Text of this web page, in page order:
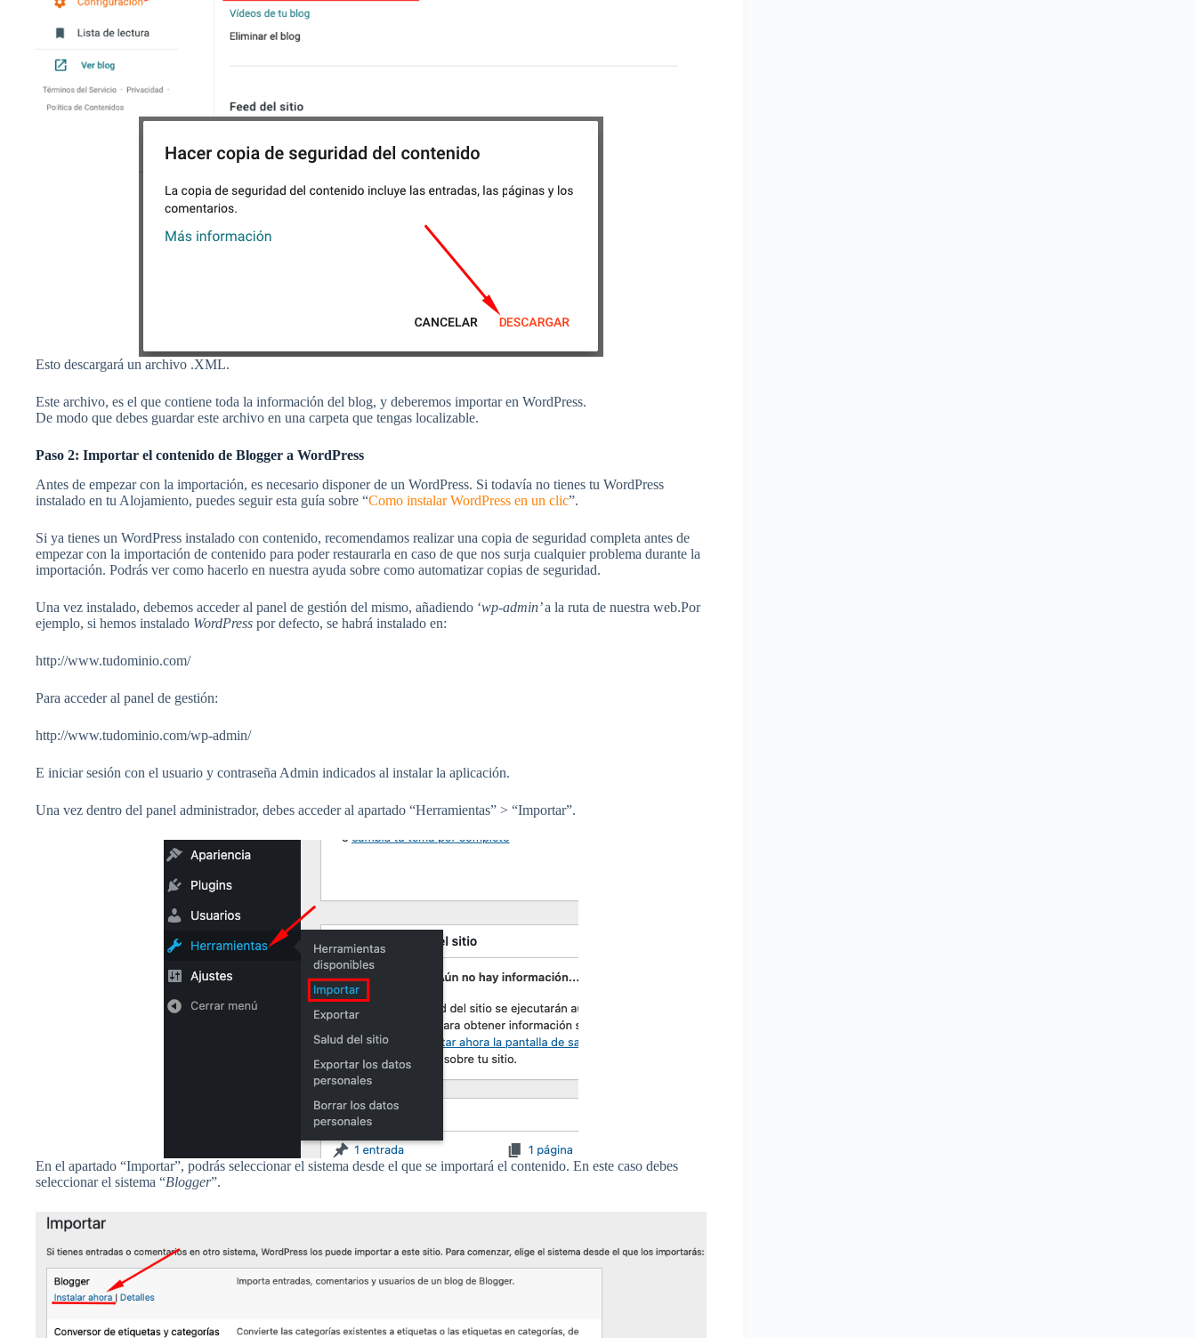
Esto descargará un archivo .XML.
Este archivo, es el que contiene toda la información del blog, y deberemos importar en WordPress.
De modo que debes guardar este archivo en una carpeta que tengas localizable.
Paso 2: Importar el contenido de Blogger a WordPress
Antes de empezar con la importación, es necesario disponer de un WordPress. Si todavía no tienes tu WordPress
instalado en tu Alojamiento, puedes seguir esta guía sobre “Como instalar WordPress en un clic”.
Si ya tienes un WordPress instalado con contenido, recomendamos realizar una copia de seguridad completa antes de
empezar con la importación de contenido para poder restaurarla en caso de que nos surja cualquier problema durante la
importación. Podrás ver como hacerlo en nuestra ayuda sobre como automatizar copias de seguridad.
Una vez instalado, debemos acceder al panel de gestión del mismo, añadiendo ‘wp-admin’a la ruta de nuestra web.Por
ejemplo, si hemos instalado WordPress por defecto, se habrá instalado en:
http://www.tudominio.com/
Para acceder al panel de gestión:
http://www.tudominio.com/wp-admin/
E iniciar sesión con el usuario y contraseña Admin indicados al instalar la aplicación.
Una vez dentro del panel administrador, debes acceder al apartado “Herramientas” > “Importar”.
En el apartado “Importar”, podrás seleccionar el sistema desde el que se importará el contenido. En este caso debes
seleccionar el sistema “Blogger”.